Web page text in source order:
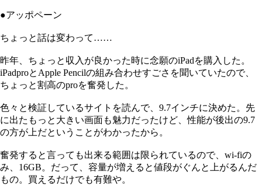
●アッポペーン
ちょっと話は変わって……
昨年、ちょっと収入が良かった時に念願のiPadを購入した。
iPadproとApple Pencilの組み合わせすごさを聞いていたので、
ちょっと割高のproを奮発した。
色々と検証しているサイトを読んで、9.7インチに決めた。先
に出たもっと大きい画面も魅力だったけど、性能が後出の9.7
の方が上だということがわかったから。
奮発すると言っても出来る範囲は限られているので、wi-fiの
み、16GB。だって、容量が増えると値段がぐんと上がるんだ
もの。買えるだけでも有難や。